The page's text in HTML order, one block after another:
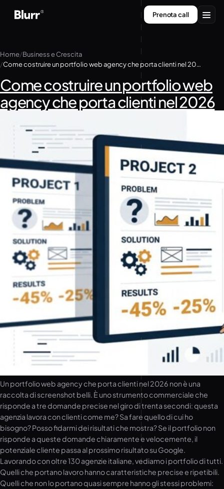
Prenota call
Chi siamo
Contatti
Home Business e Crescita
Come costruire un portfolio web agency che porta clienti nel 2026
Come costruire un portfolio web
agency che porta clienti nel 2026
Un portfolio web agency che porta clienti nel 2026 non è una
raccolta di screenshot belli. È uno strumento commerciale che
risponde a tre domande precise nel giro di trenta secondi: questa
agenzia lavora con clienti come me? Sa fare quello di cui ho
bisogno? Posso fidarmi dei risultati che mostra? Se il portfolio non
risponde a queste domande chiaramente e velocemente, il
potenziale cliente passa al prossimo risultato su Google.
Lavorando con oltre 130 agenzie italiane, vediamo i portfolio di tutti.
Quelli che portano lavoro hanno caratteristiche precise e ripetibili.
Quelli che non lo portano quasi sempre hanno gli stessi problemi: